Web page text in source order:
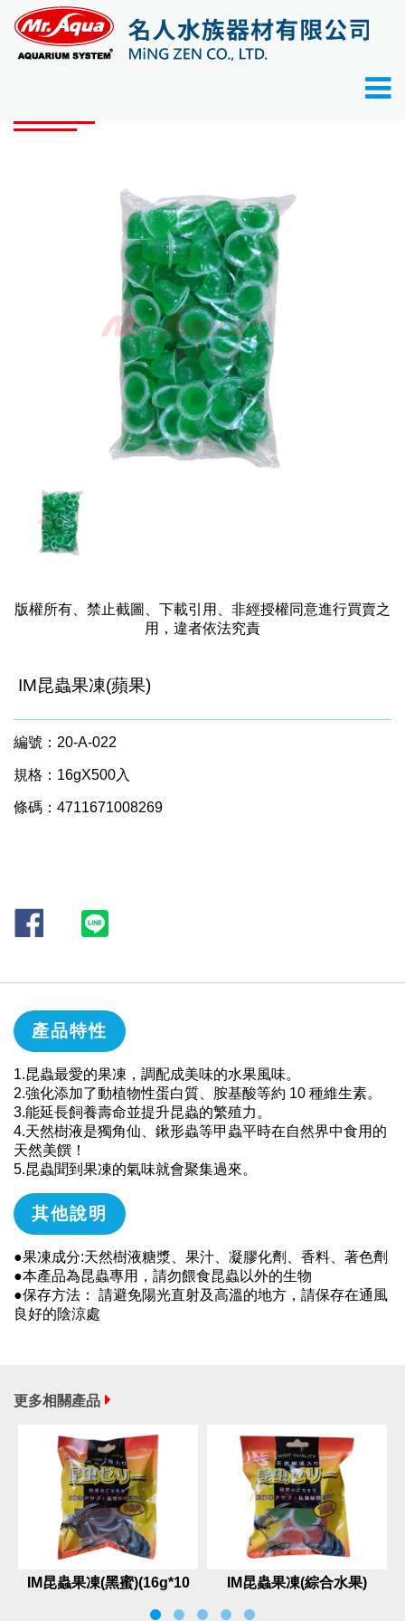
IM昆蟲果凍(蘋果)
版權所有、禁止截圖、下載引用、非經授權同意進行買賣之
用，違者依法究責
IM昆蟲果凍(蘋果)
編號：20-A-022
規格：16gX500入
條碼：4711671008269
產品特性
1.昆蟲最愛的果凍，調配成美味的水果風味。
2.強化添加了動植物性蛋白質、胺基酸等約 10 種維生素。
3.能延長飼養壽命並提升昆蟲的繁殖力。
4.天然樹液是獨角仙、鍬形蟲等甲蟲平時在自然界中食用的
天然美饌！
5.昆蟲聞到果凍的氣味就會聚集過來。
其他說明
●果凍成分:天然樹液糖漿、果汁、凝膠化劑、香料、著色劑
●本產品為昆蟲專用，請勿餵食昆蟲以外的生物
●保存方法： 請避免陽光直射及高溫的地方，請保存在通風
良好的陰涼處
更多相關產品
IM昆蟲果凍(黑蜜)(16g*10
IM昆蟲果凍(綜合水果)